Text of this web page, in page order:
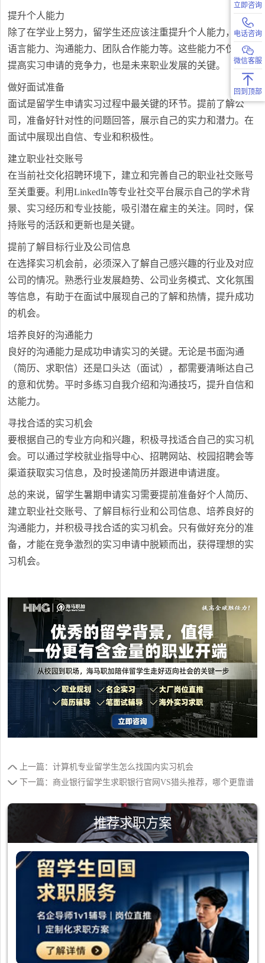
提升个人能力
除了在学业上努力，留学生还应该注重提升个人能力，包括
语言能力、沟通能力、团队合作能力等。这些能力不仅能够
提高实习申请的竞争力，也是未来职业发展的关键。
做好面试准备
面试是留学生申请实习过程中最关键的环节。提前了解公
司，准备好针对性的问题回答，展示自己的实力和潜力。在
面试中展现出自信、专业和积极性。
建立职业社交账号
在当前社交化招聘环境下，建立和完善自己的职业社交账号
至关重要。利用LinkedIn等专业社交平台展示自己的学术背
景、实习经历和专业技能，吸引潜在雇主的关注。同时，保
持账号的活跃和更新也是关键。
提前了解目标行业及公司信息
在选择实习机会前，必须深入了解自己感兴趣的行业及对应
公司的情况。熟悉行业发展趋势、公司业务模式、文化氛围
等信息，有助于在面试中展现自己的了解和热情，提升成功
的机会。
培养良好的沟通能力
良好的沟通能力是成功申请实习的关键。无论是书面沟通
（简历、求职信）还是口头达（面试），都需要清晰达自己
的意和优势。平时多练习自我介绍和沟通技巧，提升自信和
达能力。
寻找合适的实习机会
要根据自己的专业方向和兴趣，积极寻找适合自己的实习机
会。可以通过学校就业指导中心、招聘网站、校园招聘会等
渠道获取实习信息，及时投递简历并跟进申请进度。
总的来说，留学生暑期申请实习需要提前准备好个人简历、
建立职业社交账号、了解目标行业和公司信息、培养良好的
沟通能力，并积极寻找合适的实习机会。只有做好充分的准
备，才能在竞争激烈的实习申请中脱颖而出，获得理想的实
习机会。
上一篇：计算机专业留学生怎么找国内实习机会
下一篇：商业银行留学生求职银行官网VS猎头推荐，哪个更靠谱
推荐求职方案
立即咨询
电话咨询
微信客服
回到顶部